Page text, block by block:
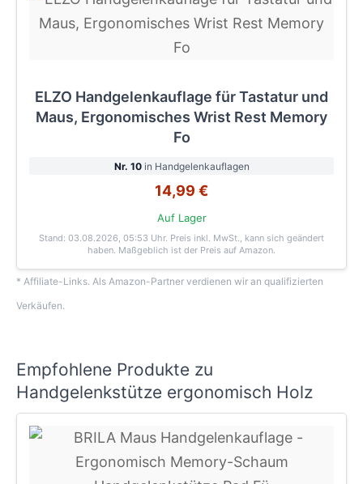
ELZO Handgelenkauflage für Tastatur und
Maus, Ergonomisches Wrist Rest Memory
Fo
Nr. 10in Handgelenkauflagen
14,99 €
Auf Lager
Stand: 03.08.2026, 05:53 Uhr. Preis inkl. MwSt., kann sich geändert
haben. Maßgeblich ist der Preis auf Amazon.
* Affiliate-Links. Als Amazon-Partner verdienen wir an qualifizierten
Verkäufen.
Empfohlene Produkte zu
Handgelenkstütze ergonomisch Holz